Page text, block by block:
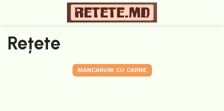
Rețete
MANCARURI CU CARNE